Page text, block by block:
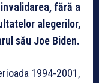
fără a
alegerilor,
său Joe Biden.
1994-2001,